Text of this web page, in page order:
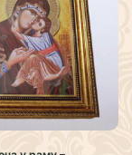
а поштарина
службе.
Србије